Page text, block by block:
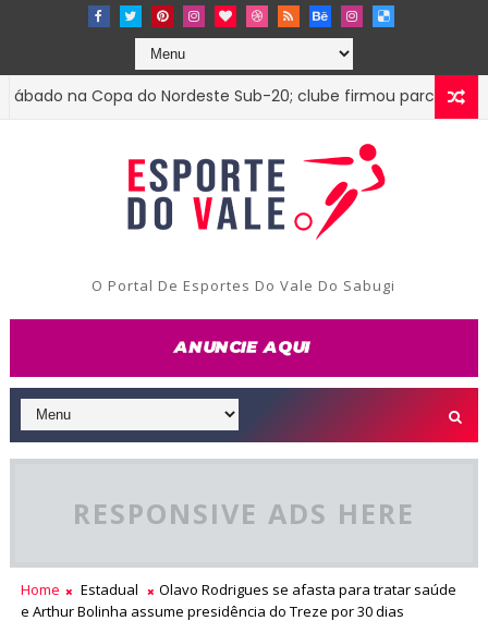
na Copa do Nordeste Sub-20; clube firmou parceria com o
O Portal De Esportes Do Vale Do Sabugi
RESPONSIVE ADS HERE
Home Estadual
Olavo Rodrigues se afasta para tratar saúde
e Arthur Bolinha assume presidência do Treze por 30 dias